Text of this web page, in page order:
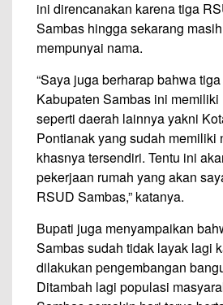
ini direncanakan karena tiga
Sambas hingga sekarang
mempunyai nama.
“Saya juga berharap bahwa
Kabupaten Sambas ini
seperti daerah lainnya yakni
Pontianak yang sudah memiliki
khasnya tersendiri. Tentu ini
pekerjaan rumah yang akan
RSUD Sambas,” katanya.
Bupati juga menyampaikan
Sambas sudah tidak layak lagi
dilakukan pengembangan
Ditambah lagi populasi